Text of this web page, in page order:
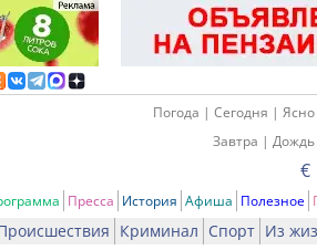
Погода | Сегодня |
Завтра |
€
Пресса История Афиша Полезное
Криминал Спорт Из